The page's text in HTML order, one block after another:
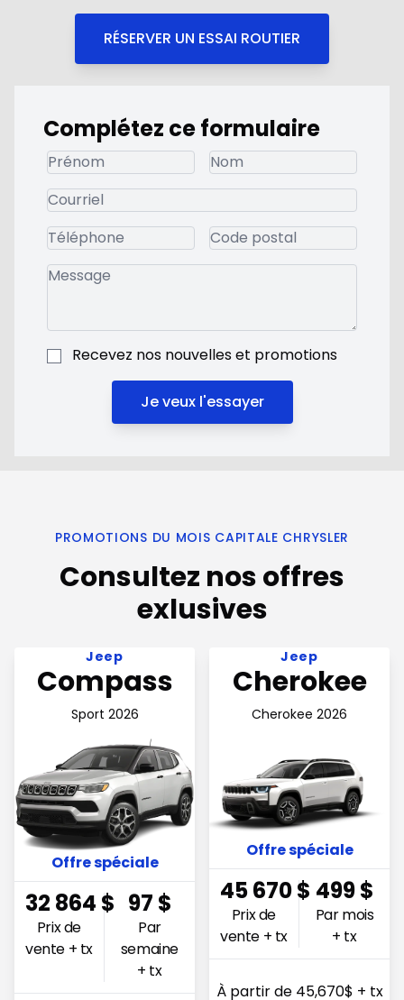
RÉSERVER UN ESSAI ROUTIER
Complétez ce formulaire
Recevez nos nouvelles et promotions
Je veux l'essayer
PROMOTIONS DU MOIS CAPITALE CHRYSLER
Consultez nos offres
exlusives
Voir l'offre 32 864$ Prix de vente + tx
Jeep
Compass
Sport 2026
Offre spéciale
32 864 $
Prix de
vente + tx
97 $
Par
semaine
+ tx
Voir l'offre 45,670$ Prix de
Jeep
Cherokee
Cherokee 2026
Offre spéciale
45 670$
Prix de
vente + tx
499$
Par mois
+ tx
À partir de 45,670$ + tx